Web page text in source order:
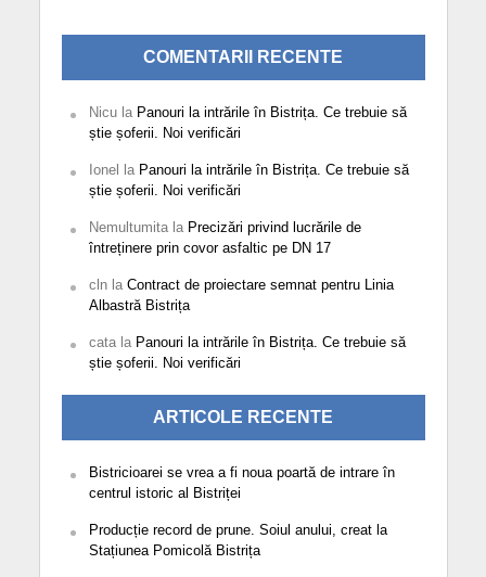
COMENTARII RECENTE
Nicula Panouri la intrările în Bistrița. Ce trebuie să
știe șoferii. Noi verificări
Ionel la Panouri la intrările în Bistrița. Ce trebuie să
știe șoferii. Noi verificări
Nemultumitala Precizări privind lucrările de
întreținere prin covor asfaltic pe DN 17
clnla Contract de proiectare semnat pentru Linia
Albastră Bistrița
catala Panouri la intrările în Bistrița. Ce trebuie să
știe șoferii. Noi verificări
ARTICOLE RECENTE
Bistricioarei se vrea a fi noua poartă de intrare în
centrul istoric al Bistriței
Producție record de prune. Soiul anului, creat la
Stațiunea Pomicolă Bistrița